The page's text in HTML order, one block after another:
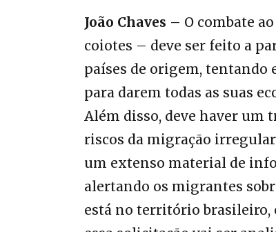
João Chaves – O combate
coiotes – deve ser feito a
países de origem, tentando
para darem todas as suas
Além disso, deve haver um
riscos da migração
um extenso material de
alertando os migrantes
está no território brasileiro,